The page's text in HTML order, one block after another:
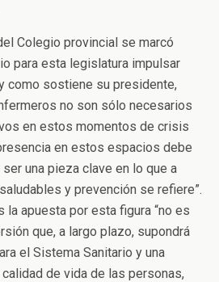
Colegio provincial se marcó
para esta legislatura impulsar
como sostiene su presidente,
no son sólo necesarios
en estos momentos de crisis
en estos espacios debe
una pieza clave en lo que a
y prevención se refiere”.
la apuesta por esta figura “no es
que, a largo plazo, supondrá
el Sistema Sanitario y una
de vida de las personas,